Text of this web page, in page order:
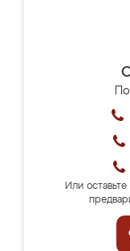
Или оставьте